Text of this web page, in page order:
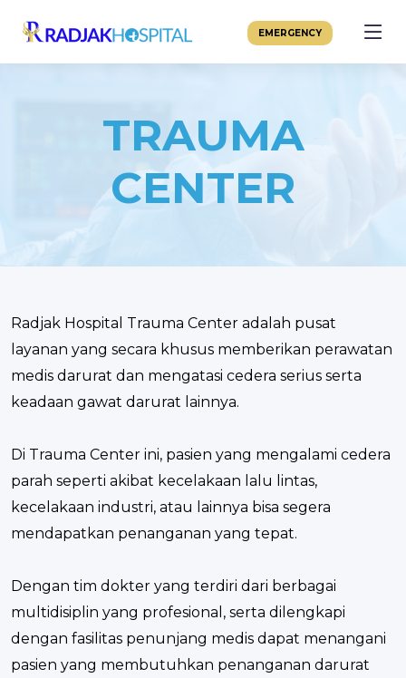
EMERGENCY
TRAUMA
CENTER
Radjak Hospital Trauma Center adalah pusat
layanan yang secara khusus memberikan perawatan
medis darurat dan mengatasi cedera serius serta
keadaan gawat darurat lainnya.
Di Trauma Center ini, pasien yang mengalami cedera
parah seperti akibat kecelakaan lalu lintas,
kecelakaan industri, atau lainnya bisa segera
mendapatkan penanganan yang tepat.
Dengan tim dokter yang terdiri dari berbagai
multidisiplin yang profesional, serta dilengkapi
dengan fasilitas penunjang medis dapat menangani
pasien yang membutuhkan penanganan darurat